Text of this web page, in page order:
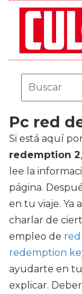
Pc red
Si está aquí
redemption 2
lee la
página.
en tu viaje. Ya
charlar de
empleo de
redemption
ayudarte en
explicar.